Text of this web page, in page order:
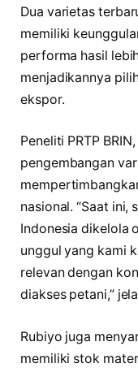
Dua varietas
memiliki
performa hasil
menjadikannya
ekspor.
Peneliti PRTP
pengembangan
nasional. “Saat ini,
Indonesia dikelola
unggul yang kami
relevan dengan
diakses petani,”
Rubiyo juga
memiliki stok